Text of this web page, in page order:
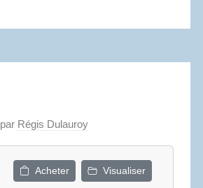
par Régis Dulauroy
Acheter Visualiser